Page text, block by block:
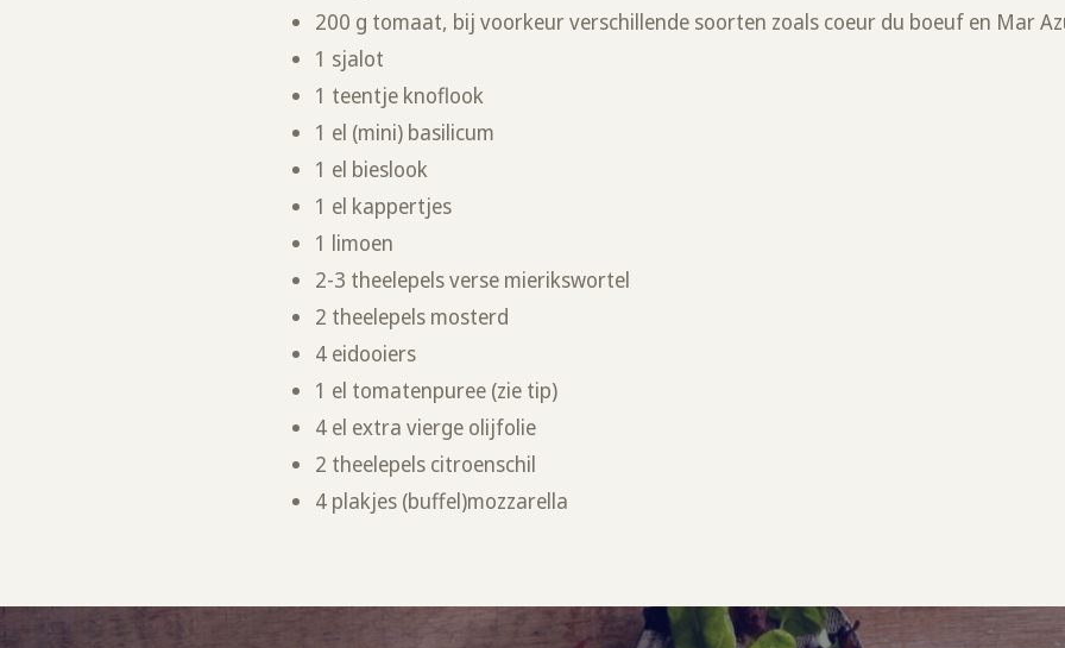
200 g tomaat, bij voorkeur verschillende soorten zoals coeur du boeuf en Mar
1 sjalot
1 teentje knoflook
1 el (mini) basilicum
1 el bieslook
1 el kappertjes
1 limoen
2-3 theelepels verse mierikswortel
2 theelepels mosterd
4 eidooiers
1 el tomatenpuree (zie tip)
4 el extra vierge olijfolie
2 theelepels citroenschil
4 plakjes (buffel)mozzarella